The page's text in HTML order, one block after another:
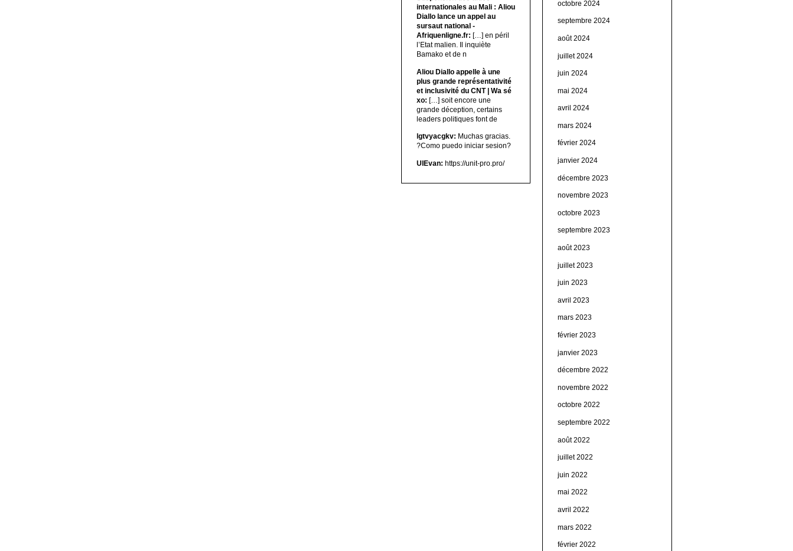
internationales au Mali : Aliou
Diallo lance un appel au
sursaut national -
Afriquenligne.fr: […] en péril
l’Etat malien. Il inquiète
Bamako et de n
Aliou Diallo appelle à une
plus grande représentativité
et inclusivité du CNT | Wa sé
xo: […] soit encore une
grande déception, certains
leaders politiques font de
lgtvyacgkv: Muchas gracias.
?Como puedo iniciar sesion?
UIEvan: https://unit-pro.pro/
octobre 2024
septembre 2024
août 2024
juillet 2024
juin 2024
mai 2024
avril 2024
mars 2024
février 2024
janvier 2024
décembre 2023
novembre 2023
octobre 2023
septembre 2023
août 2023
juillet 2023
juin 2023
avril 2023
mars 2023
février 2023
janvier 2023
décembre 2022
novembre 2022
octobre 2022
septembre 2022
août 2022
juillet 2022
juin 2022
mai 2022
avril 2022
mars 2022
février 2022